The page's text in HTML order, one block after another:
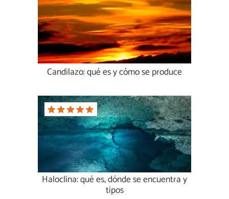
Candilazo: qué es y cómo se produce
Haloclina: qué es, dónde se encuentra y
tipos